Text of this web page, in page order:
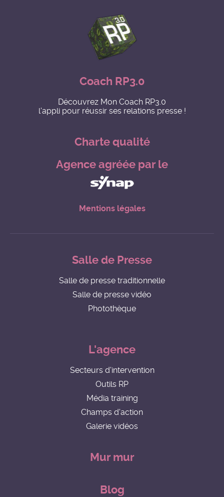
Coach RP3.0
Découvrez Mon Coach RP3.0
l'appli pour réussir ses relations presse !
Charte qualité
Agence agréée par le
Mentions légales
Salle de Presse
Salle de presse traditionnelle
Salle de presse vidéo
Photothèque
L'agence
Secteurs d'intervention
Outils RP
Média training
Champs d'action
Galerie vidéos
Mur mur
Blog